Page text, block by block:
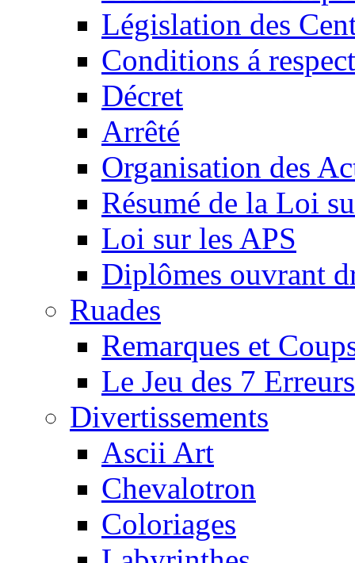
Législation des
Conditions á
Décret
Arrêté
Organisation des
Résumé de la Loi
Loi sur les APS
Diplômes ouvrant
Ruades
Remarques et
Le Jeu des 7 Erreurs
Divertissements
Ascii Art
Chevalotron
Coloriages